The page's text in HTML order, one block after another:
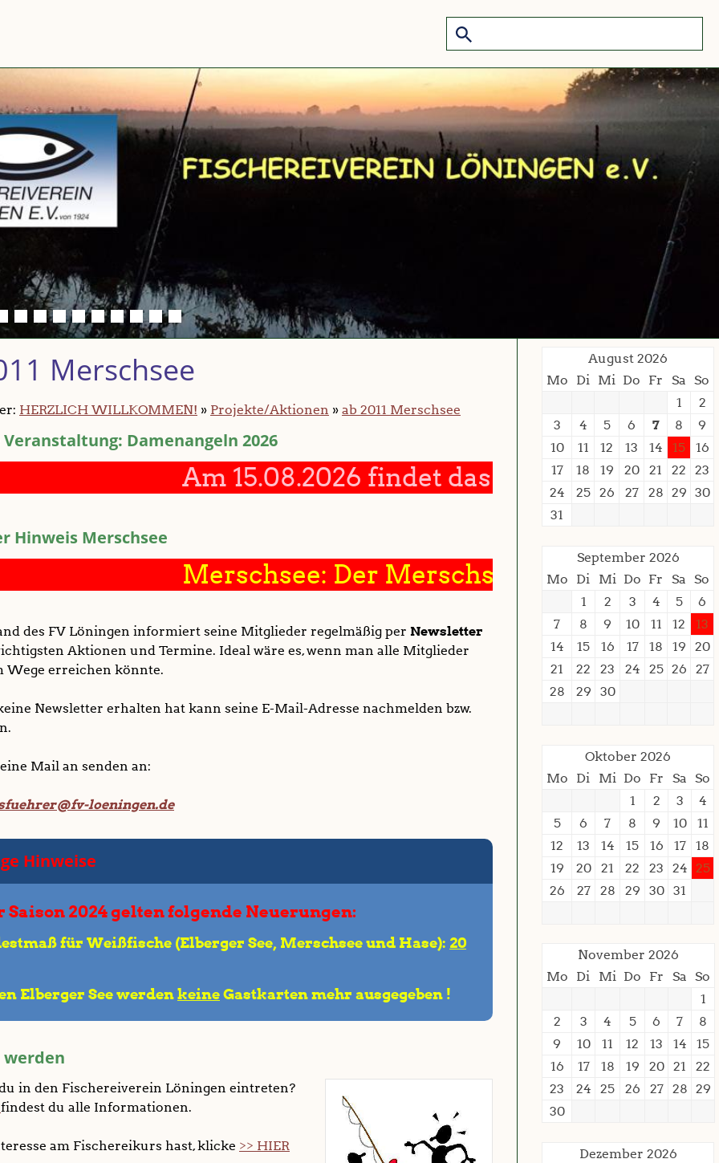
Merschsee
HERZLICH WILLKOMMEN! » Projekte/Aktionen » ab 2011 Merschsee
Damenangeln 2026
Am 15.08.2026 findet das diesjährige
Hinweis Merschsee
Merschsee: Der Merschsee wird ab dem
des FV Löningen informiert seine Mitglieder regelmäßig per Newsletter
Aktionen und Termine. Ideal wäre es, wenn man alle Mitglieder
Wege erreichen könnte.
Newsletter erhalten hat kann seine E-Mail-Adresse nachmelden bzw.
Mail an senden an:
loeningen.de
Hinweise
Saison 2024 gelten folgende Neuerungen:
für Weißfische (Elberger See, Merschsee und Hase): 20
Elberger See werdenkeineGastkarten mehr ausgegeben !
in den Fischereiverein Löningen eintreten?
findest du alle Informationen.
am Fischereikurs hast, klicke >> HIER
August 2026
Mo
Di Mi Do Fr Sa So
1
2
3
4 5 6 7 8
9
10
11 12 13 14 15
16
17
18 19 20 21 22
23
24
25 26 27 28 29 30
31
September 2026
Mo
Di Mi Do Fr Sa So
1
2 3 4 5
6
7
8 9 10 11 12
13
14
15 16 17 18 19
20
21
22 23 24 25 26
27
28
29 30
Oktober 2026
Mo
Di Mi Do Fr Sa
So
1
2 3
4
5
6 7 8 9 10
11
12
13 14 15 16 17
18
19
20 21 22 23 24
25
26
27 28 29 30 31
November 2026
Mo
Di Mi Do Fr Sa So
1
2
3 4 5 6 7
8
9
10 11 12 13 14
15
16
17 18 19 20 21
22
23
24 25 26 27 28 29
30
Dezember 2026